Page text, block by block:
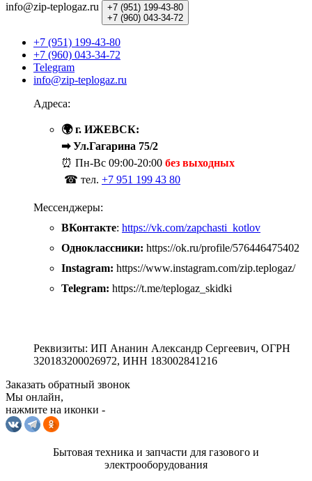
info@zip-teplogaz.ru +7 (951) 199-43-80
+7 (960) 043-34-72
+7 (951) 199-43-80
+7 (960) 043-34-72
Telegram
info@zip-teplogaz.ru
Адреса:
🌍 г. ИЖЕВСК:
➡ Ул.Гагарина 75/2
⏰ Пн-Вс 09:00-20:00 без выходных
☎ тел. +7 951 199 43 80
Мессенджеры:
ВКонтакте: https://vk.com/zapchasti_kotlov
Одноклассники: https://ok.ru/profile/576446475402
Instagram: https://www.instagram.com/zip.teplogaz/
Telegram: https://t.me/teplogaz_skidki
Реквизиты: ИП Ананин Александр Сергеевич, ОГРН
320183200026972, ИНН 183002841216
Заказать обратный звонок
Мы онлайн,
нажмите на иконки -
Бытовая техника и запчасти для газового и
электрооборудования